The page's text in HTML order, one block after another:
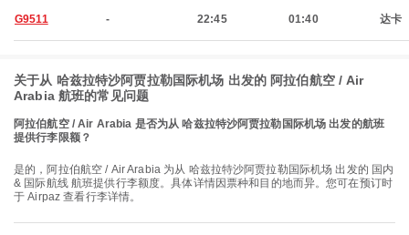
G9511 - 22:45 01:40 达卡
关于从 哈兹拉特沙阿贾拉勒国际机场 出发的 阿拉伯航空 / Air
Arabia 航班的常见问题
阿拉伯航空 / Air Arabia 是否为从 哈兹拉特沙阿贾拉勒国际机场 出发的航班
提供行李限额？
是的，阿拉伯航空 / Air Arabia 为从 哈兹拉特沙阿贾拉勒国际机场 出发的 国内
& 国际航线 航班提供行李额度。具体详情因票种和目的地而异。您可在预订时
于 Airpaz 查看行李详情。